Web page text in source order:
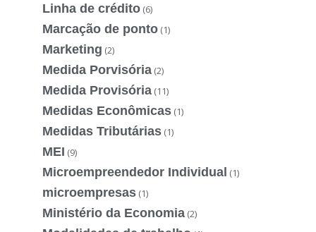
Linha de crédito (6)
Marcação de ponto (1)
Marketing (2)
Medida Porvisória (2)
Medida Provisória (11)
Medidas Econômicas (1)
Medidas Tributárias (1)
MEI (9)
Microempreendedor Individual (1)
microempresas (1)
Ministério da Economia (2)